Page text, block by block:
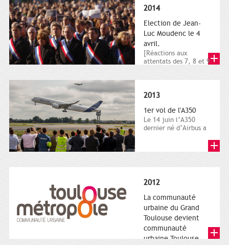
2014
Election de Jean-
Luc Moudenc le 4
avril.
[Réactions aux
attentats des 7, 8 et 9
2013
1er vol de l'A350
Le 14 juin l’A350
dernier né d’Airbus a
2012
La communauté
urbaine du Grand
Toulouse devient
communauté
urbaine Toulouse